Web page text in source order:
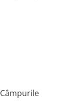
Câmpurile